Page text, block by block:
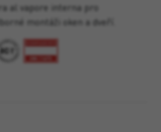
al vapore interna pro
montáži oken a dveří.